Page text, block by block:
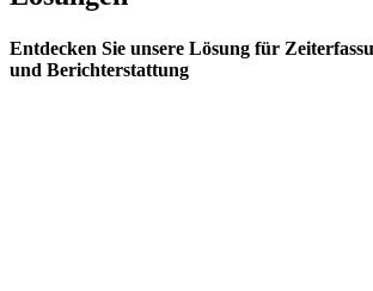
Entdecken Sie unsere Lösung für
und Berichterstattung